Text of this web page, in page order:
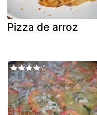
Pizza de arroz